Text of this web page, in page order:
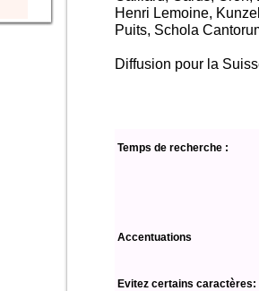
Henri Lemoine,
Puits, Schola
Diffusion pour la
Temps de recherche :
Accentuations
Evitez certains caractères: